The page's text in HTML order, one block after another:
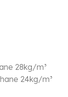
28kg/m³
24kg/m³